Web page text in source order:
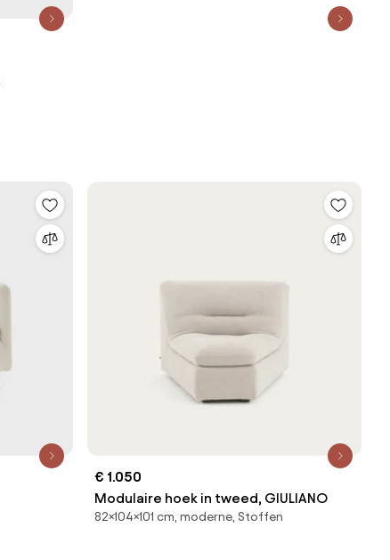
€ 1.050
Modulaire hoek in tweed, GIULIANO
82×104×101 cm, moderne, Stoffen